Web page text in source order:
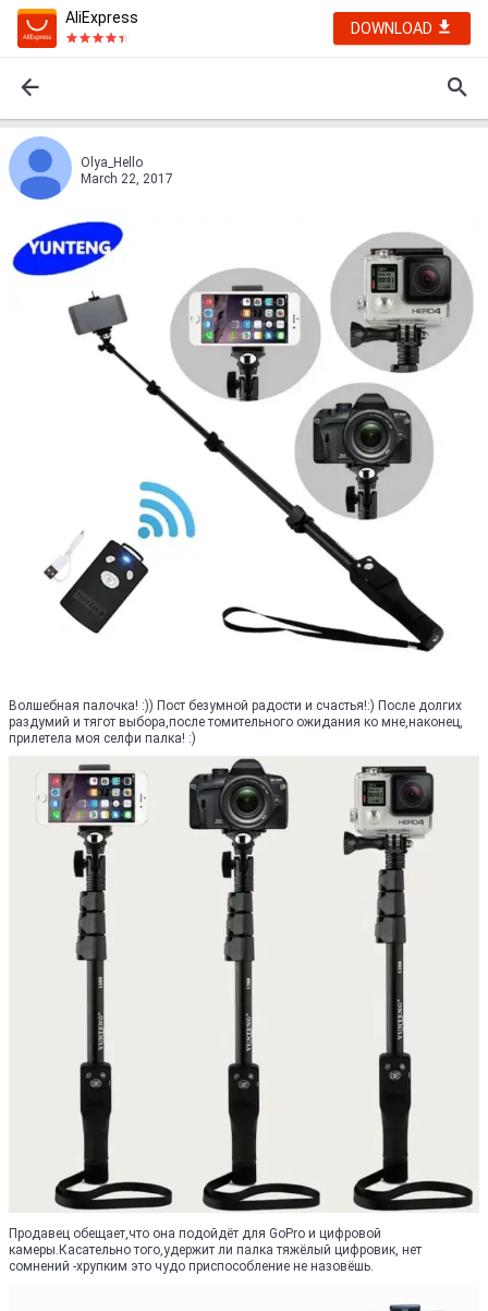
AliExpress
DOWNLOAD
Olya_Hello
March 22, 2017
Волшебная палочка! :)) Пост безумной радости и счастья!:) После долгих
раздумий и тягот выбора,после томительного ожидания ко мне,наконец,
прилетела моя селфи палка! :)
Продавец обещает,что она подойдёт для GoPro и цифровой
камеры.Касательно того,удержит ли палка тяжёлый цифровик, нет
сомнений -хрупким это чудо приспособление не назовёшь.